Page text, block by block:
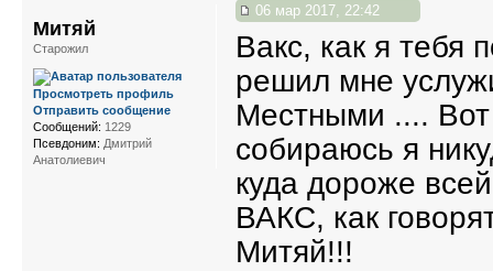
06 мар 2017, 22:42
Вакс, как я тебя
решил мне
Местными ....
собираюсь я
куда дороже
ВАКС, как
Митяй!!!
Митяй
Старожил
Просмотреть профиль
Отправить сообщение
Сообщений: 1229
Псевдоним: Дмитрий
Анатолиевич